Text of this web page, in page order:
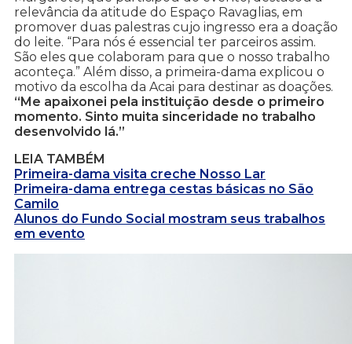
relevância da atitude do Espaço Ravaglias, em
promover duas palestras cujo ingresso era a doação
do leite. “Para nós é essencial ter parceiros assim.
São eles que colaboram para que o nosso trabalho
aconteça.” Além disso, a primeira-dama explicou o
motivo da escolha da Acai para destinar as doações.
“Me apaixonei pela instituição desde o primeiro
momento. Sinto muita sinceridade no trabalho
desenvolvido lá.”
LEIA TAMBÉM
Primeira-dama visita creche Nosso Lar
Primeira-dama entrega cestas básicas no São
Camilo
Alunos do Fundo Social mostram seus trabalhos
em evento